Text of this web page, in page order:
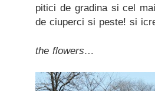
pitici de gradina si cel
de ciuperci si peste! si
the flowers…